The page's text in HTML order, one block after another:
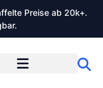
Preise ab 20k+.